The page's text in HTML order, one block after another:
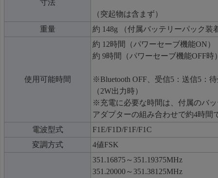
寸法
（突起物は含まず）
重量
約 148g （付属バッテリーパック装
使用可能時間
約 12時間（パワーセーブ機能ON）
約 9時間（パワーセーブ機能OFF時
※Bluetooth OFF、受信5：送信5：
（2W出力時）
※充電に必要な時間は、付属のバ
アダプターの組み合わせで約4時間
電波型式
F1E/F1D/F1F/F1C
変調方式
4値FSK
351.16875～351.19375MHz
351.20000～351.38125MHz